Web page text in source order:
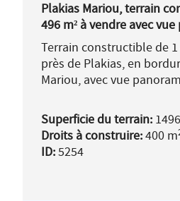
Plakias Mariou, terrain
496 m² à vendre avec
la mer.
Terrain constructible de 1
près de Plakias, en
Mariou, avec vue
Superficie du terrain:
Droits à construire:400 m
ID:5254